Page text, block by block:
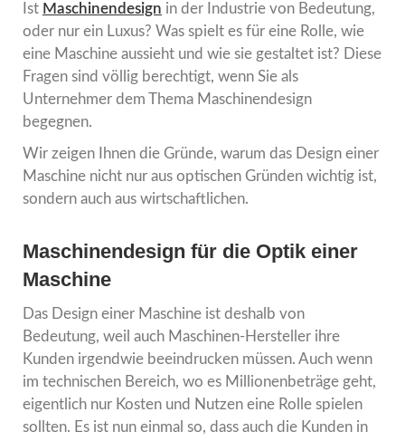
Ist Maschinendesign in der Industrie von Bedeutung,
oder nur ein Luxus? Was spielt es für eine Rolle, wie
eine Maschine aussieht und wie sie gestaltet ist? Diese
Fragen sind völlig berechtigt, wenn Sie als
Unternehmer dem Thema Maschinendesign
begegnen.
Wir zeigen Ihnen die Gründe, warum das Design einer
Maschine nicht nur aus optischen Gründen wichtig ist,
sondern auch aus wirtschaftlichen.
Maschinendesign für die Optik einer
Maschine
Das Design einer Maschine ist deshalb von
Bedeutung, weil auch Maschinen-Hersteller ihre
Kunden irgendwie beeindrucken müssen. Auch wenn
im technischen Bereich, wo es Millionenbeträge geht,
eigentlich nur Kosten und Nutzen eine Rolle spielen
sollten. Es ist nun einmal so, dass auch die Kunden in